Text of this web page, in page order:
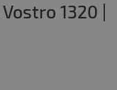
1320 |